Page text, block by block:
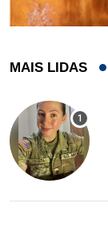
MAIS LIDAS